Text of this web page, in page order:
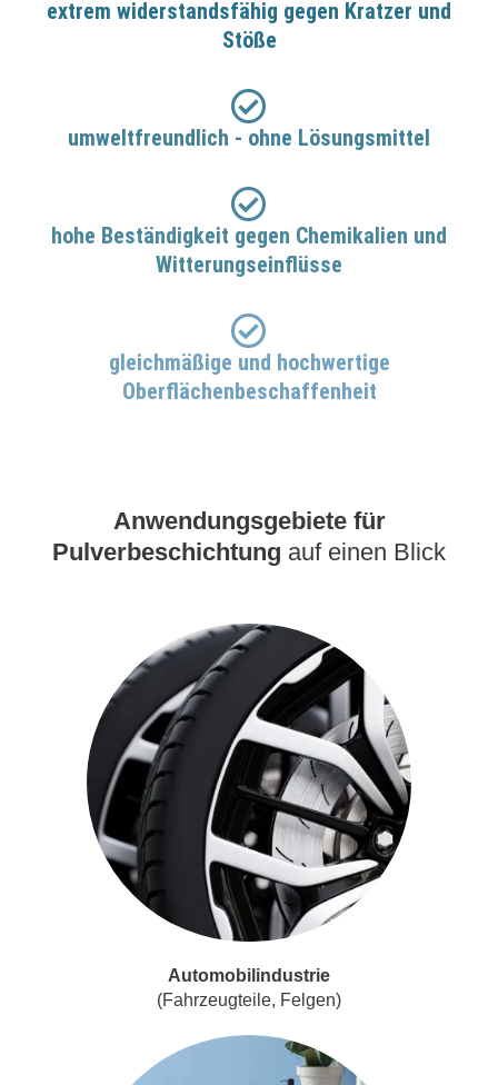
extrem widerstandsfähig gegen Kratzer und
Stöße
umweltfreundlich - ohne Lösungsmittel
hohe Beständigkeit gegen Chemikalien und
Witterungseinflüsse
gleichmäßige und hochwertige
Oberflächenbeschaffenheit
Anwendungsgebiete für
Pulverbeschichtung auf einen Blick
Automobilindustrie
(Fahrzeugteile, Felgen)